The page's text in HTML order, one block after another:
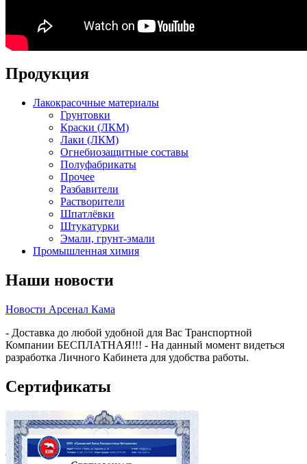
Продукция
Лакокрасочные материалы
Грунтовки
Краски (ЛКМ)
Лаки (ЛКМ)
Огнебиозащитные составы
Полуфабрикаты
Прочее
Разбавители
Растворители
Шпатлёвки
Штукатурки
Эмали, грунт-эмали
Промышленная химия
Наши новости
Новости Арсенал Кама
- Доставка до любой удобной для Вас Транспортной
Компании БЕСПЛАТНАЯ!!! - На данный момент видеться
разработка Личного Кабинета для удобства работы.
Сертификаты